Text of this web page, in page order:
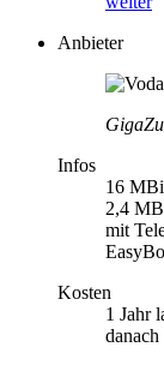
Anbieter
Infos
16
2,4
mit
Kosten
1 Jahr